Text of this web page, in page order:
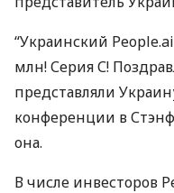
“Украинский
млн! Серия С!
представляли
конференции в
она.
В числе инвесторов